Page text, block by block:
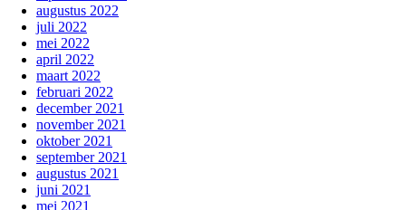
augustus 2022
juli 2022
mei 2022
april 2022
maart 2022
februari 2022
december 2021
november 2021
oktober 2021
september 2021
augustus 2021
juni 2021
mei 2021